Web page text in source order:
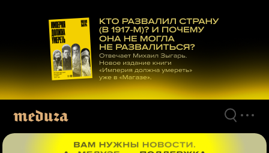
материалам